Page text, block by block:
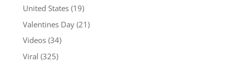
United States(19)
Valentines Day(21)
Videos(34)
Viral (325)